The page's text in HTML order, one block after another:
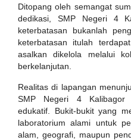
Ditopang oleh semangat
dedikasi, SMP Negeri 4
keterbatasan bukanlah
keterbatasan itulah
asalkan dikelola melalui
berkelanjutan.
Realitas di lapangan
SMP Negeri 4 Kalibagor
edukatif. Bukit-bukit yang
laboratorium alami untuk
alam, geografi, maupun